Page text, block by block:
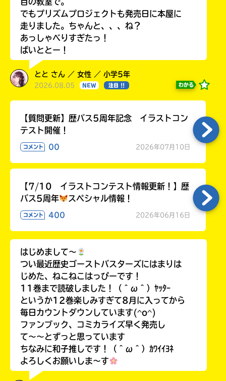
目の教室で。
でもプリズムプロジェクトも発売日に本屋に
走りました。ちゃんと、、、ね？
あっしゃべりすぎたっ！
ばいととー！
とと さん ／ 女性 ／ 小学5年
2026.08.05 NEW 注目 !! わかる
【質問更新】歴バス5周年記念 イラストコン
テスト開催！
コメント 00 2026年07月10日
【7/10 イラストコンテスト情報更新！】歴
バス5周年
スペシャル情報！
コメント 400 2026年06月16日
はじめまして〜
つい最近歴史ゴーストバスターズにはまりは
じめた、ねこねこはっぴーです！
11巻まで読破しました！（＾ω＾）ﾔｯﾀｰ
というか12巻楽しみすぎて8月に入ってから
毎日カウントダウンしています(^o^)
ファンブック、コミカライズ早く発売し
て〜〜とずっと思っています
ちなみに和子推しです！（＾ω＾）ｶﾜｲｲﾖﾈ
よろしくお願いしま〜す